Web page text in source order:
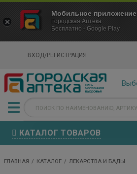
ВХОД/РЕГИСТРАЦИЯ
КАТАЛОГ ТОВАРОВ
ГЛАВНАЯ КАТАЛОГ ЛЕКАРСТВА И БАДЫ
×
Городская Аптека Маркетплейс
- In Google Play
Мобильное приложение
Городская Аптека
Бесплатно - Google Play